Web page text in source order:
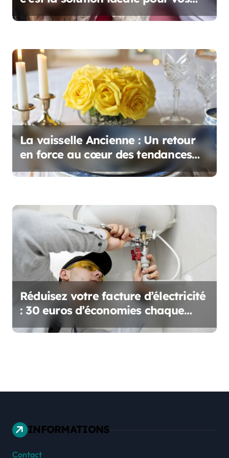
r
i
c
l
e
événements
La vaisselle Ancienne : Un retour
en force au cœur des tendances
déco
Réduisez votre facture d’électricité
: 30 euros d’économies chaque
mois avec cette astuce utile des
INFORMATIONS
Contact